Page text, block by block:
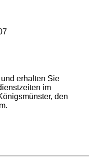
erhalten Sie
im
den